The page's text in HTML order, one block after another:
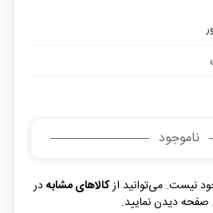
ناموجود
نیست. می‌توانید ازکالاهای مشابهدر
صفحه دیدن نمایید.